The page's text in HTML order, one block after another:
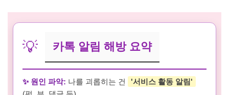
💡 카톡 알림 해방 요약
✨ 원인 파악: 나를 괴롭히는 건
'서비스 활동 알림'